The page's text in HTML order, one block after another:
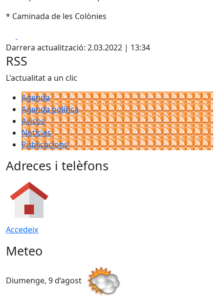
* Caminada de les Colònies
Darrera actualització: 2.03.2022 | 13:34
RSS
L'actualitat a un clic
Agenda
Agenda política
Avisos
Notícies
Publicacions
Adreces i telèfons
Accedeix
Meteo
Diumenge, 9 d’agost